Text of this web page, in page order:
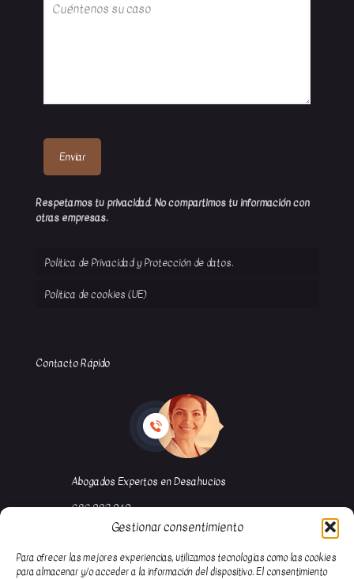
Gestionar consentimiento
Para ofrecer las mejores experiencias, utilizamos tecnologías como las cookies
para almacenar y/o acceder a la información del dispositivo. El consentimiento
Respetamos tu privacidad. No compartimos tu información con
otras empresas.
Política de Privacidad y Protección de datos.
Política de cookies (UE)
Contacto Rápido
Abogados Expertos en Desahucios
686 982 949
91 116 67 58
abogada@garciademuro.com